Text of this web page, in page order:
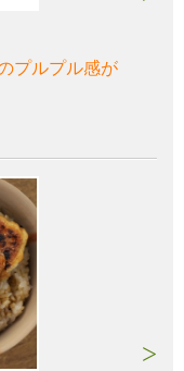
プルプル感が